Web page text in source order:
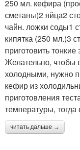
250 мл. кефира
сметаны)2 яйца2
чайн. ложки соды1
кипятка (250 мл.)3
приготовить
Желательно, чтобы
холодными, нужно
кефир из
приготовления
температуры,
читать дальше →